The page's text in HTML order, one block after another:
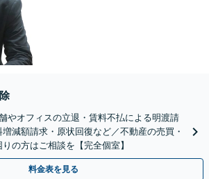
やオフィスの立退・賃料不払による明渡請
減額請求・原状回復など／不動産の売買・
の方はご相談を【完全個室】
料金表を見る